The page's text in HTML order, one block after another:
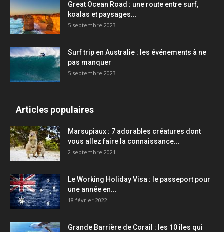
Great Ocean Road : une route entre surf,
koalas et paysages...
5 septembre 2023
Surf trip en Australie : les événements à ne
pas manquer
5 septembre 2023
Articles populaires
Marsupiaux : 7 adorables créatures dont
vous allez faire la connaissance...
2 septembre 2021
Le Working Holiday Visa : le passeport pour
une année en...
18 février 2022
Grande Barrière de Corail : les 10 îles qui